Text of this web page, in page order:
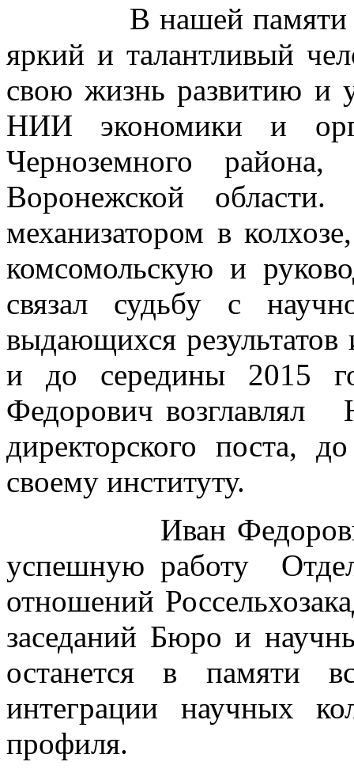
В нашей памяти
яркий и талантливый
свою жизнь развитию и
НИИ экономики и
Черноземного
Воронежской
механизатором в
комсомольскую и
связал судьбу с
выдающихся
и до середины 2015
Федорович
директорского поста,
своему институту.
Иван Федорович
успешную работу
отношений
заседаний Бюро и
останется в памяти
интеграции научных
профиля.